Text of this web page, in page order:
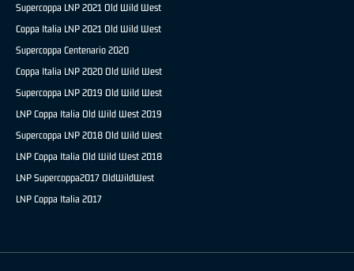
Supercoppa LNP 2021 Old Wild West
Coppa Italia LNP 2021 Old Wild West
Supercoppa Centenario 2020
Coppa Italia LNP 2020 Old Wild West
Supercoppa LNP 2019 Old Wild West
LNP Coppa Italia Old Wild West 2019
Supercoppa LNP 2018 Old Wild West
LNP Coppa Italia Old Wild West 2018
LNP Supercoppa2017 OldWildWest
LNP Coppa Italia 2017